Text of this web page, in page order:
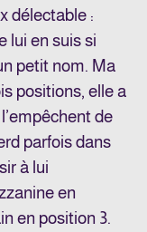
délectable :
lui en suis si
petit nom. Ma
positions, elle a
de
parfois dans
à lui
en
en position 3.